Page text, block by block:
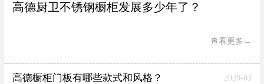
高德厨卫不锈钢橱柜发展多少年了？
查看更多→
高德橱柜门板有哪些款式和风格？ 2020-03